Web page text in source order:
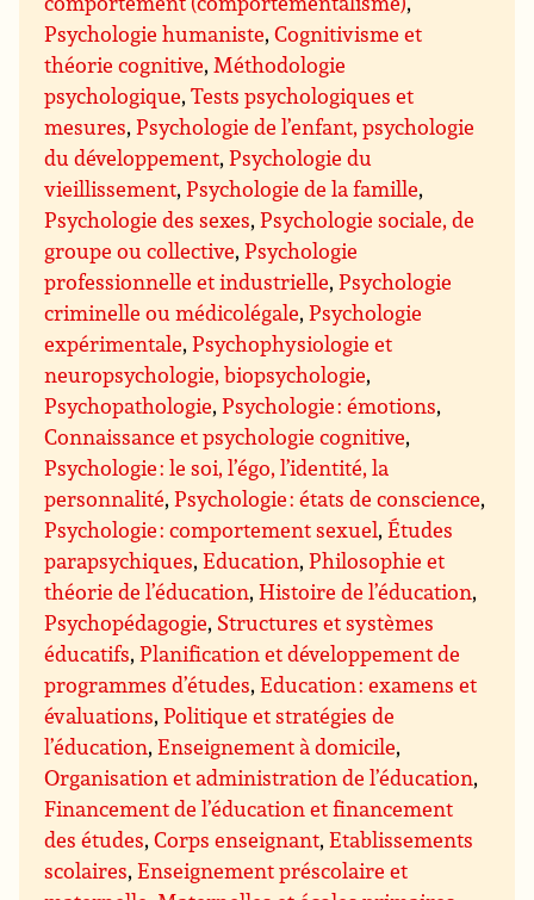
Psychologie humaniste,Cognitivisme et
théorie cognitive,Méthodologie
psychologique,Tests psychologiques et
mesures,Psychologie de l’enfant, psychologie
du développement,Psychologie du
vieillissement,Psychologie de la famille,
Psychologie des sexes,Psychologie sociale, de
groupe ou collective,Psychologie
professionnelle et industrielle,Psychologie
criminelle ou médicolégale,Psychologie
expérimentale,Psychophysiologie et
neuropsychologie, biopsychologie,
Psychopathologie,Psychologie : émotions,
Connaissance et psychologie cognitive,
Psychologie : le soi, l’égo, l’identité, la
personnalité,Psychologie : états de conscience,
Psychologie : comportement sexuel,Études
parapsychiques,Education,Philosophie et
théorie de l’éducation,Histoire de l’éducation,
Psychopédagogie, Structures et systèmes
éducatifs,Planification et développement de
programmes d’études,Education : examens et
évaluations,Politique et stratégies de
l’éducation,Enseignement à domicile,
Organisation et administration de l’éducation,
Financement de l’éducation et financement
des études,Corps enseignant,Etablissements
scolaires,Enseignement préscolaire et